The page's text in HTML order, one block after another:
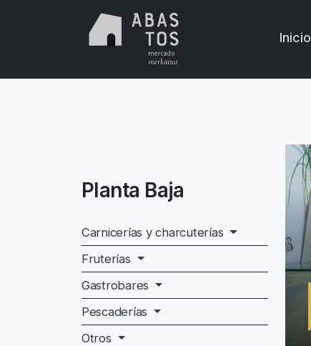
Inicio
Planta Baja
Carnicerías y charcuterías
Fruterías
Gastrobares
Pescaderías
Otros